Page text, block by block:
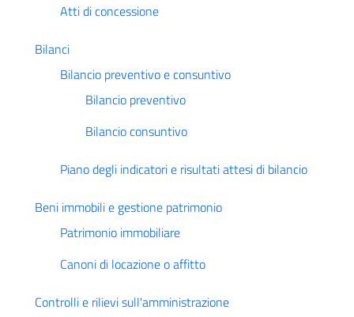
Atti di concessione
Bilanci
Bilancio preventivo e consuntivo
Bilancio preventivo
Bilancio consuntivo
Piano degli indicatori e risultati attesi di bilancio
Beni immobili e gestione patrimonio
Patrimonio immobiliare
Canoni di locazione o affitto
Controlli e rilievi sull'amministrazione